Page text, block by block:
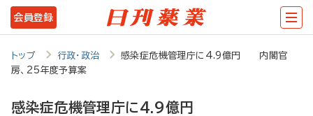
メ
イ
コ
会員登録
トップ 行政・政治
感染症危機管理庁に4.9億円 内閣官
房、25年度予算案
感染症危機管理庁に4.9億円